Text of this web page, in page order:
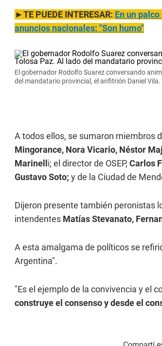
►TE PUEDE INTERESAR: En un
anuncios nacionales: "Son humo"
El gobernador Rodolfo Suarez conversando
del mandatario provincial, el anfitrión Daniel Vila.
A todos ellos, se sumaron miembros
Mingorance, Nora Vicario, Néstor
Marinell i; el director de OSEP, Carlos
Gustavo Soto; y de la Ciudad de
Dijeron presente también peronistas
intendentes Matías Stevanato,
A esta amalgama de políticos se
Argentina".
"Es el ejemplo de la convivencia y el
construye el consenso y desde el